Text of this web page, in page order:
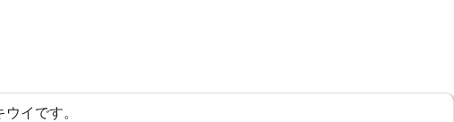
イです。